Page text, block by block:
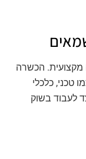
הכשרה
טכני, כלכלי
לעבוד בשוק